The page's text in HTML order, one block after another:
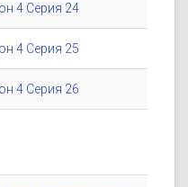
4 Серия 24
4 Серия 25
4 Серия 26